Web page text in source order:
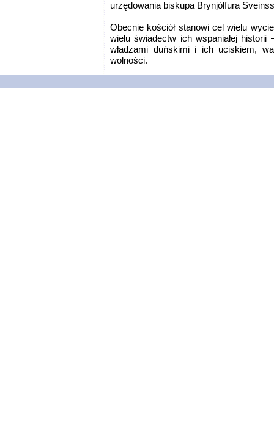
urzędowania biskupa Brynjólfura
Obecnie kościół stanowi cel wielu
wielu świadectw ich wspaniałej historii
władzami duńskimi i ich uciskiem,
wolności.